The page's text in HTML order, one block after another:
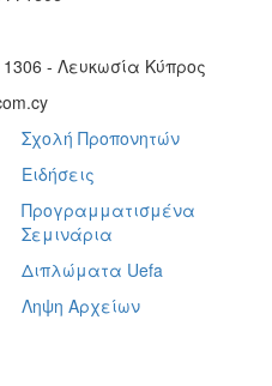
- Λευκωσία Κύπρος
Σχολή Προπονητών
Ειδήσεις
Προγραμματισμένα
Σεμινάρια
Διπλώματα Uefa
Ληψη Αρχείων